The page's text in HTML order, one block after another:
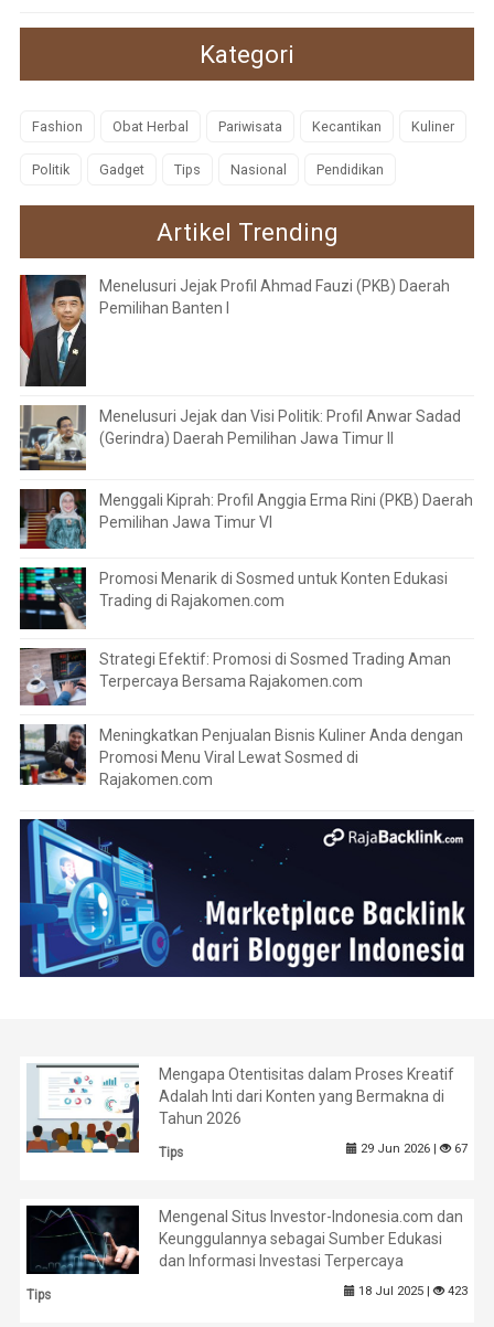
Kategori
Fashion Obat Herbal Pariwisata Kecantikan Kuliner
Politik Gadget Tips Nasional Pendidikan
Artikel Trending
Menelusuri Jejak Profil Ahmad Fauzi (PKB) Daerah
Pemilihan Banten I
Menelusuri Jejak dan Visi Politik: Profil Anwar Sadad
(Gerindra) Daerah Pemilihan Jawa Timur II
Menggali Kiprah: Profil Anggia Erma Rini (PKB) Daerah
Pemilihan Jawa Timur VI
Promosi Menarik di Sosmed untuk Konten Edukasi
Trading di Rajakomen.com
Strategi Efektif: Promosi di Sosmed Trading Aman
Terpercaya Bersama Rajakomen.com
Meningkatkan Penjualan Bisnis Kuliner Anda dengan
Promosi Menu Viral Lewat Sosmed di
Rajakomen.com
Mengapa Otentisitas dalam Proses Kreatif
Adalah Inti dari Konten yang Bermakna di
Tahun 2026
Tips 29 Jun 2026 | 67
Mengenal Situs Investor-Indonesia.com dan
Keunggulannya sebagai Sumber Edukasi
dan Informasi Investasi Terpercaya
Tips 18 Jul 2025 | 423